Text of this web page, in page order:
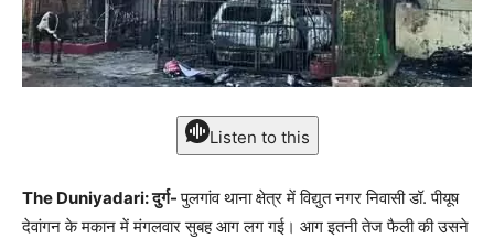
Listen to this
The Duniyadari: दुर्ग-पुलगांव थाना क्षेत्र में विद्युत नगर निवासी डॉ. पीयूष
देवांगन के मकान में मंगलवार सुबह आग लग गई। आग इतनी तेज फैली की उसने